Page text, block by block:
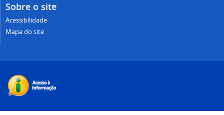
Sobre o site
Acessibilidade
Mapa do site